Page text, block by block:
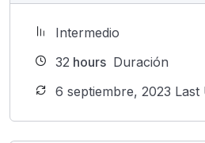
Intermedio
32 hours Duración
6 septiembre, 2023 Last